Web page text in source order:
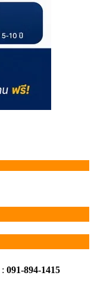
: 091-894-1415